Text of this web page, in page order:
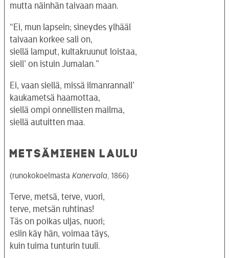
mutta näinhän taivaan maan.
“Ei, mun lapsein; sineydes ylhääl
taivaan korkee sali on,
siellä lamput, kultakruunut loistaa,
siell’ on istuin Jumalan.”
Ei, vaan siellä, missä ilmanrannall’
kaukametsä haamottaa,
siellä ompi onnellisten mailma,
siellä autuitten maa.
METSÄMIEHEN LAULU
(runokokoelmasta Kanervala , 1866)
Terve, metsä, terve, vuori,
terve, metsän ruhtinas!
Täs on poikas uljas, nuori;
esiin käy hän, voimaa täys,
kuin tuima tunturin tuuli.